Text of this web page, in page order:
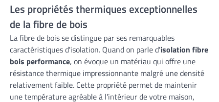
Les propriétés thermiques exceptionnelles
de la fibre de bois
La fibre de bois se distingue par ses remarquables
caractéristiques d'isolation. Quand on parle d'isolation fibre
bois performance, on évoque un matériau qui offre une
résistance thermique impressionnante malgré une densité
relativement faible. Cette propriété permet de maintenir
une température agréable à l'intérieur de votre maison,